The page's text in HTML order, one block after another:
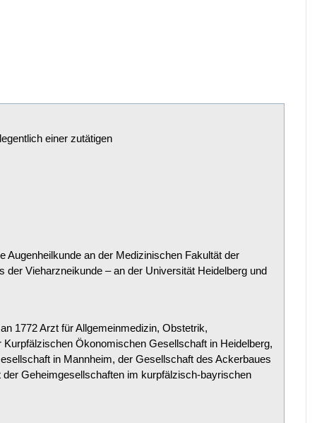
einer zutätigen
Augenheilkunde an der Medizinischen Fakultät der
Vieharzneikunde – an der Universität Heidelberg und
1772 Arzt für Allgemeinmedizin, Obstetrik,
Ökonomischen Gesellschaft in Heidelberg,
in Mannheim, der Gesellschaft des Ackerbaues
Geheimgesellschaften im kurpfälzisch-bayrischen